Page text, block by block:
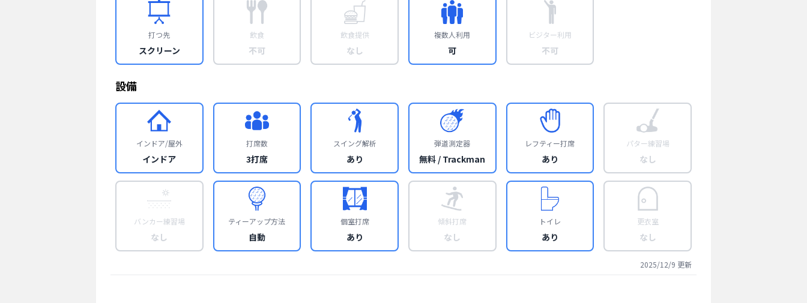
打つ先
スクリーン
飲食
不可
飲食提供
なし
複数人利用
可
ビジター利用
不可
設備
インドア/屋外
インドア
打席数
3打席
スイング解析
あり
弾道測定器
無料 / Trackman
レフティー打席
あり
パター練習場
なし
バンカー練習場
なし
ティーアップ方法
自動
個室打席
あり
傾斜打席
なし
トイレ
あり
更衣室
なし
2025/12/9 更新